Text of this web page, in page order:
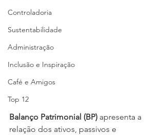
Controladoria
Sustentabilidade
Administração
Inclusão e Inspiração
Café e Amigos
Top 12
Balanço Patrimonial (BP) apresenta a
relação dos ativos, passivos e